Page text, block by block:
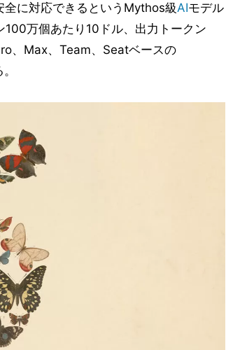
に対応できるというMythos級AIモデル
万個あたり10ドル、出力トークン
、Max、Team、Seatベースの